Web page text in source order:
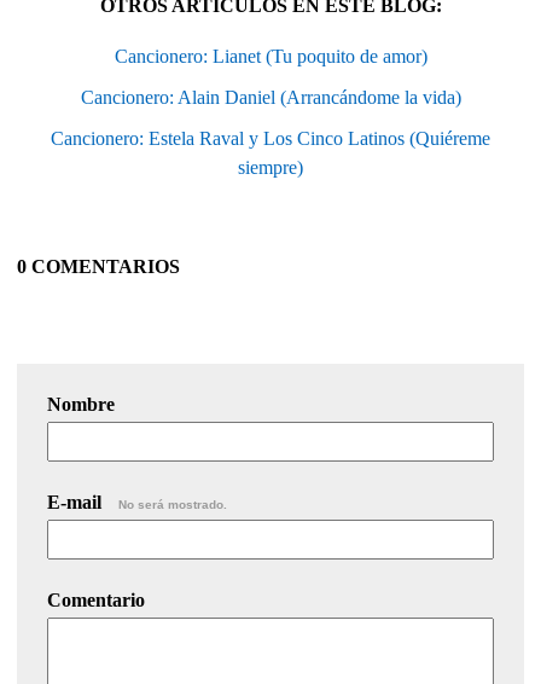
OTROS ARTÍCULOS EN ESTE BLOG:
Cancionero: Lianet (Tu poquito de amor)
Cancionero: Alain Daniel (Arrancándome la vida)
Cancionero: Estela Raval y Los Cinco Latinos (Quiéreme
siempre)
0 COMENTARIOS
Nombre
E-mail No será mostrado.
Comentario